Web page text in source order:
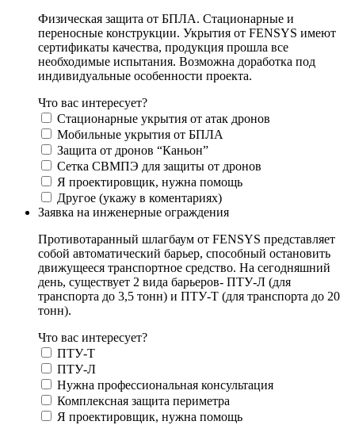
Физическая защита от БПЛА. Стационарные и
переносные конструкции. Укрытия от FENSYS имеют
сертификаты качества, продукция прошла все
необходимые испытания. Возможна доработка под
индивидуальные особенности проекта.
Что вас интересует?
Стационарные укрытия от атак дронов
Мобильные укрытия от БПЛА
Защита от дронов “Каньон”
Сетка СВМПЭ для защиты от дронов
Я проектировщик, нужна помощь
Другое (укажу в коментариях)
Заявка на инженерные ограждения
Противотаранный шлагбаум от FENSYS представляет
собой автоматический барьер, способный остановить
движущееся транспортное средство. На сегодняшний
день, существует 2 вида барьеров- ПТУ-Л (для
транспорта до 3,5 тонн) и ПТУ-Т (для транспорта до 20
тонн).
Что вас интересует?
ПТУ-Т
ПТУ-Л
Нужна профессиональная консультация
Комплексная защита периметра
Я проектировщик, нужна помощь